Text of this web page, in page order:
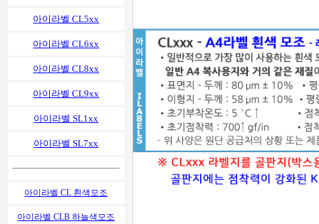
아이라벨 CL5xx
아이라벨 CL6xx
아이라벨 CL8xx
아이라벨 CL9xx
아이라벨 SL1xx
아이라벨 SL7xx
아이라벨 CL 흰색모조
아이라벨 CLB 하늘색모조